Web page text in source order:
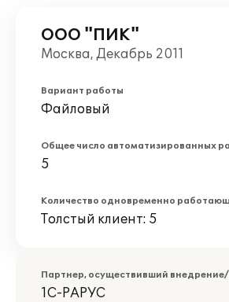
ООО "ПИК"
Москва, Декабрь 2011
Вариант работы
Файловый
Общее число автоматизированных
5
Количество одновременно
Толстый клиент: 5
Партнер, осуществивший
1С-РАРУС